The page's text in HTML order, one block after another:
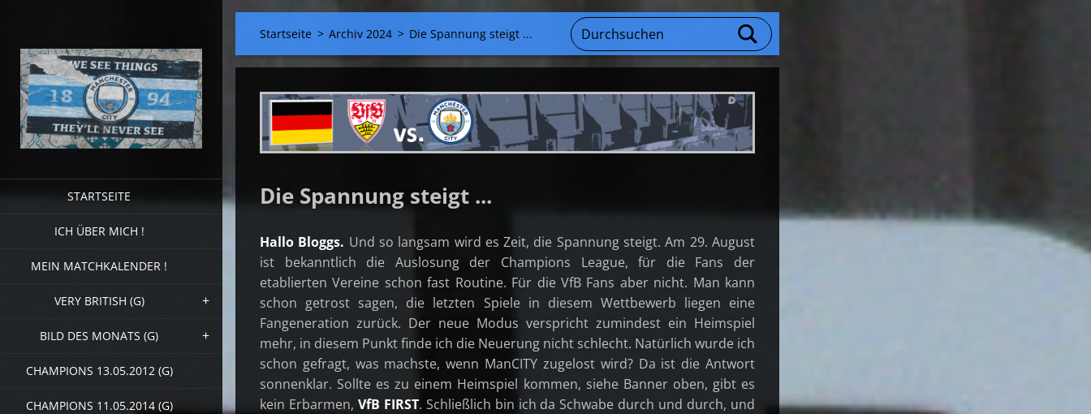
STARTSEITE
ICH ÜBER MICH !
MEIN MATCHKALENDER !
VERY BRITISH (G)
BILD DES MONATS (G)
CHAMPIONS 13.05.2012 (G)
CHAMPIONS 11.05.2014 (G)
Startseite > Archiv 2024 > Die Spannung steigt ...
Die Spannung steigt ...
Hallo Bloggs. Und so langsam wird es Zeit, die Spannung steigt. Am 29. August
ist bekanntlich die Auslosung der Champions League, für die Fans der
etablierten Vereine schon fast Routine. Für die VfB Fans aber nicht. Man kann
schon getrost sagen, die letzten Spiele in diesem Wettbewerb liegen eine
Fangeneration zurück. Der neue Modus verspricht zumindest ein Heimspiel
mehr, in diesem Punkt finde ich die Neuerung nicht schlecht. Natürlich wurde ich
schon gefragt, was machste, wenn ManCITY zugelost wird? Da ist die Antwort
sonnenklar. Sollte es zu einem Heimspiel kommen, siehe Banner oben, gibt es
kein Erbarmen, VfB FIRST. Schließlich bin ich da Schwabe durch und durch, und